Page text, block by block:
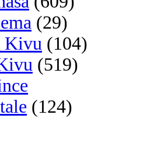
(29)
Kivu (104)
(519)
(124)